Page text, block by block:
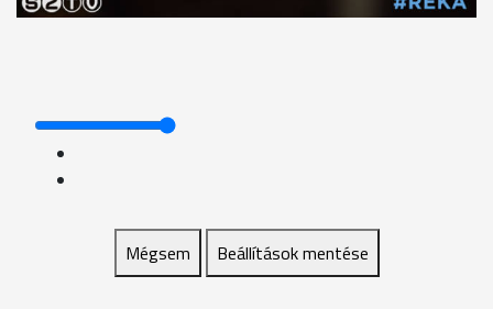
Mégsem Beállítások mentése